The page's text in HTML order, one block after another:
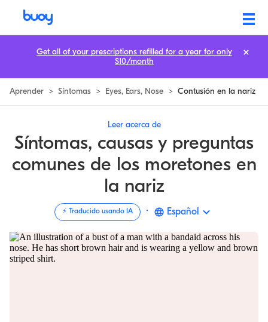
Aprender > Síntomas > Eyes, Ears, Nose > Contusión en la nariz
Leer acerca de
Síntomas, causas y preguntas
comunes de los moretones en
la nariz
⚡️ Traducido usando IA · Español
Get all of your prescriptions refilled for a year for only
$10/month